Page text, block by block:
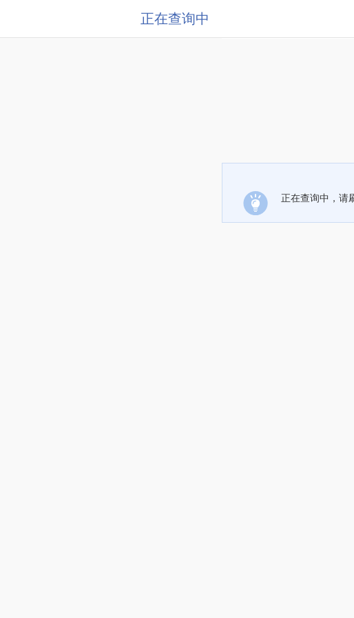
正在查询中
正在查询中，请